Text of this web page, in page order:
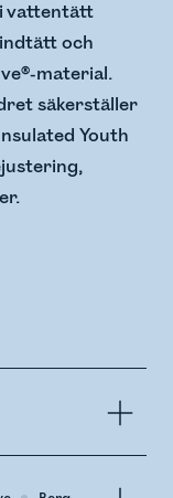
vattentätt
och
material.
säkerställer
Youth